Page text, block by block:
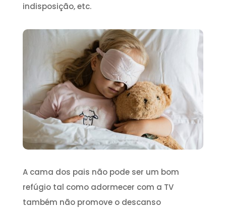
indisposição, etc.
A cama dos pais não pode ser um bom
refúgio tal como adormecer com a TV
também não promove o descanso